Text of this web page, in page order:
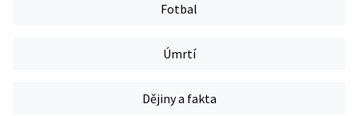
Fotbal
Úmrtí
Dějiny a fakta